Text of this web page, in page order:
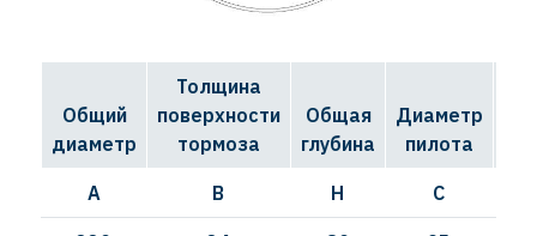
Общий
диаметр
Толщина
поверхности
тормоза
Общая
глубина
Диаметр
пилота
A B H C